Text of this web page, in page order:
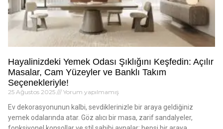
Hayalinizdeki Yemek Odası Şıklığını Keşfedin: Açılır
Masalar, Cam Yüzeyler ve Banklı Takım
Seçenekleriyle!
25 Ağustos 2025 Yorum yapılmamış
Ev dekorasyonunun kalbi, sevdiklerinizle bir araya geldiğiniz
yemek odalarında atar. Göz alıcı bir masa, zarif sandalyeler,